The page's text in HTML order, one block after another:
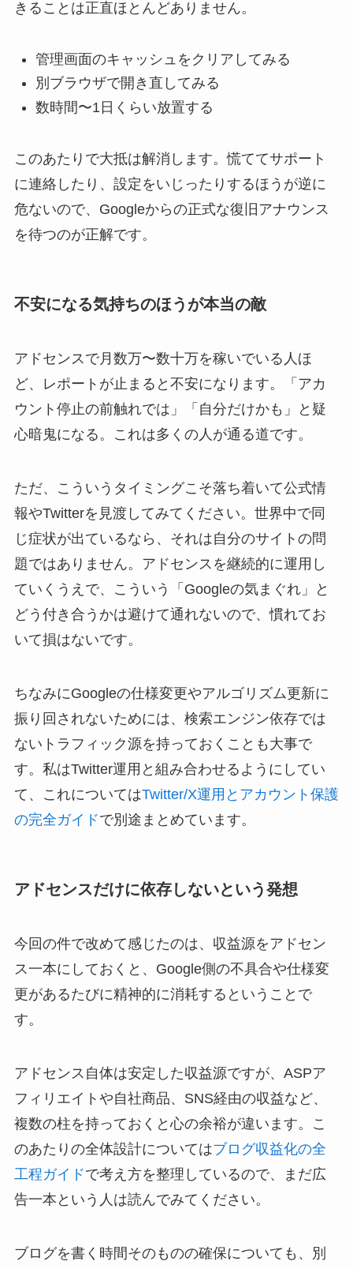
きることは正直ほとんどありません。
管理画面のキャッシュをクリアしてみる
別ブラウザで開き直してみる
数時間〜1日くらい放置する
このあたりで大抵は解消します。慌ててサポート
に連絡したり、設定をいじったりするほうが逆に
危ないので、Googleからの正式な復旧アナウンス
を待つのが正解です。
不安になる気持ちのほうが本当の敵
アドセンスで月数万〜数十万を稼いでいる人ほ
ど、レポートが止まると不安になります。「アカ
ウント停止の前触れでは」「自分だけかも」と疑
心暗鬼になる。これは多くの人が通る道です。
ただ、こういうタイミングこそ落ち着いて公式情
報やTwitterを見渡してみてください。世界中で同
じ症状が出ているなら、それは自分のサイトの問
題ではありません。アドセンスを継続的に運用し
ていくうえで、こういう「Googleの気まぐれ」と
どう付き合うかは避けて通れないので、慣れてお
いて損はないです。
ちなみにGoogleの仕様変更やアルゴリズム更新に
振り回されないためには、検索エンジン依存では
ないトラフィック源を持っておくことも大事で
す。私はTwitter運用と組み合わせるようにしてい
て、これについてはTwitter/X運用とアカウント保護
の完全ガイドで別途まとめています。
アドセンスだけに依存しないという発想
今回の件で改めて感じたのは、収益源をアドセン
ス一本にしておくと、Google側の不具合や仕様変
更があるたびに精神的に消耗するということで
す。
アドセンス自体は安定した収益源ですが、ASPア
フィリエイトや自社商品、SNS経由の収益など、
複数の柱を持っておくと心の余裕が違います。こ
のあたりの全体設計についてはブログ収益化の全
工程ガイドで考え方を整理しているので、まだ広
告一本という人は読んでみてください。
ブログを書く時間そのものの確保についても、別